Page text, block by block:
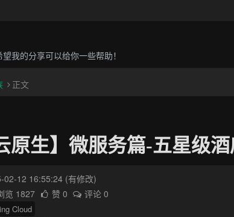
我的分享可以给你一些帮助！
正文
原生】微服务篇-五星级
02-12 16:55:24 (有修改)
览 1827 赞 0
评论 0
Cloud